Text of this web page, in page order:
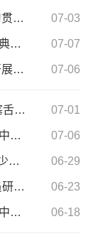
全国人大常委会党组举行会议 学习贯彻习近平总书记在庆祝中国共产党成立105周年大会上的重要讲话精神和习近平党建思想 赵乐际主持并讲话 07-03
李鸿忠在宣传贯彻实施生态环境法典座谈会上强调 深入贯彻习近平生态文明思想 推动生态环境法典高质量实施 07-07
全国人大常委会执法检查组到甘 开展无障碍环境建设法执法检查 07-06
庆祝中国与塞舌尔建交50周年暨 塞舌尔独立50周年招待会在京举行 07-01
全国人大常委会副委员长何维代表中方 出席伊朗已故最高领袖哈梅内伊葬礼 07-06
彭清华出席2026年“鼓岭缘”中美青少年棒球友谊赛 暨体育交流周开幕式 06-29
雪克来提·扎克尔出席中亚国家议员研讨班开班式 06-23
全国人大常委会机关党组理论学习中心组树立 和践行正确政绩观学习教育读书班开展集体学习研讨 06-18